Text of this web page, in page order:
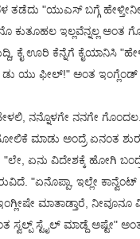
ತಡೆದು "ಯುಎಸ್ ಬಗ್ಗೆ
ಕುತೂಹಲ ಇಲ್ಲವೆನ್ನಲ್ಲ ಅಂತ
ಕೈ ಊರಿ ಕೆನ್ನೆಗೆ ಕೈಯಾನಿಸಿ
ಯು ಫೀಲ್!" ಅಂತ ಇಂಗ್ಲೆಂಡ್
ನನ್ನೊಳಗೇ ನನಗೇ
ಮಾಡು ಅಂದ್ರೆ ಏನಂತ
ಏನು ವಿದೇಶಕ್ಕೆ ಹೋಗಿ ಬಂದ್ರೆ
"ಏನೊಪ್ಪಾ, ಇಲ್ಲೇ ಕಾನ್ವೆಂಟ್
ಮಾತಾಡ್ತಾರೆ, ನೀವೂನೂ
ಸ್ವಲ್ಪ್ ಸ್ಟೈಲ್ ಮಾಡ್ದೆ ಅಷ್ಟೇ"